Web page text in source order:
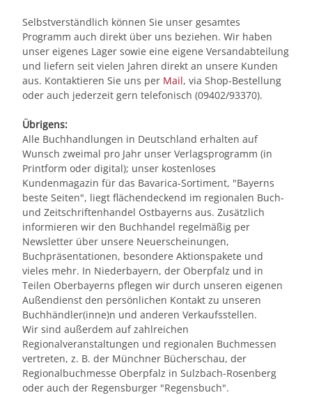
Selbstverständlich können Sie unser gesamtes
Programm auch direkt über uns beziehen. Wir haben
unser eigenes Lager sowie eine eigene Versandabteilung
und liefern seit vielen Jahren direkt an unsere Kunden
aus. Kontaktieren Sie uns per Mail, via Shop-Bestellung
oder auch jederzeit gern telefonisch (09402/93370).
Übrigens:
Alle Buchhandlungen in Deutschland erhalten auf
Wunsch zweimal pro Jahr unser Verlagsprogramm (in
Printform oder digital); unser kostenloses
Kundenmagazin für das Bavarica-Sortiment, "Bayerns
beste Seiten", liegt flächendeckend im regionalen Buch-
und Zeitschriftenhandel Ostbayerns aus. Zusätzlich
informieren wir den Buchhandel regelmäßig per
Newsletter über unsere Neuerscheinungen,
Buchpräsentationen, besondere Aktionspakete und
vieles mehr. In Niederbayern, der Oberpfalz und in
Teilen Oberbayerns pflegen wir durch unseren eigenen
Außendienst den persönlichen Kontakt zu unseren
Buchhändler(inne)n und anderen Verkaufsstellen.
Wir sind außerdem auf zahlreichen
Regionalveranstaltungen und regionalen Buchmessen
vertreten, z. B. der Münchner Bücherschau, der
Regionalbuchmesse Oberpfalz in Sulzbach-Rosenberg
oder auch der Regensburger "Regensbuch".